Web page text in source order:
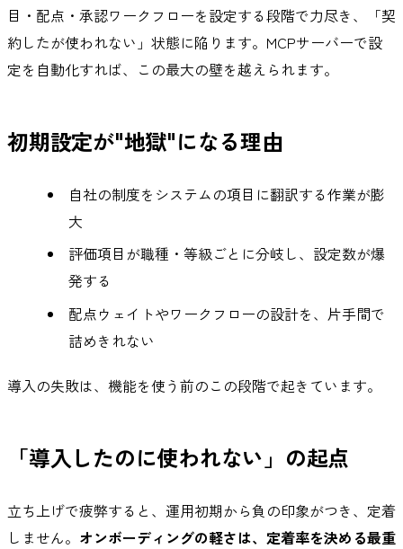
目・配点・承認ワークフローを設定する段階で力尽き、「契
約したが使われない」状態に陥ります。MCPサーバーで設
定を自動化すれば、この最大の壁を越えられます。
初期設定が"地獄"になる理由
自社の制度をシステムの項目に翻訳する作業が膨
大
評価項目が職種・等級ごとに分岐し、設定数が爆
発する
配点ウェイトやワークフローの設計を、片手間で
詰めきれない
導入の失敗は、機能を使う前のこの段階で起きています。
「導入したのに使われない」の起点
立ち上げで疲弊すると、運用初期から負の印象がつき、定着
しません。 オンボーディングの軽さは、定着率を決める最重